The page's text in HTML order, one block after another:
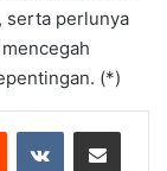
serta perlunya
(*)
Reddit VKontakteShare via Email